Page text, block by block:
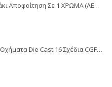
Λούτρινο Αρκουδάκι Αποφοίτηση Σε 1 ΧΡΩΜΑ (ΛΕΥΚΟ)25Εκ 1850
Fisher-Price Blaze Οχήματα Die Cast 16 Σχέδια CGF20